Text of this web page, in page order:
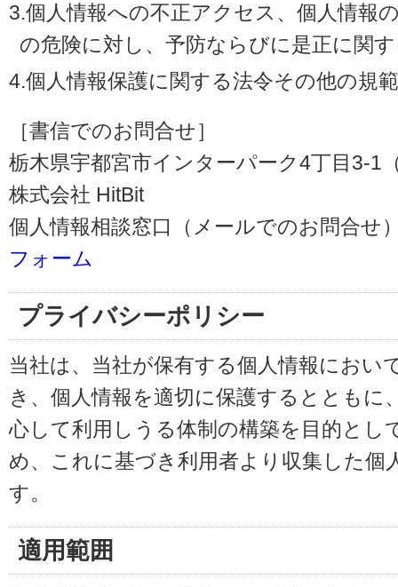
3.個人情報への不正アクセス、個人情報
の危険に対し、予防ならびに是正に関
4.個人情報保護に関する法令その他の規
［書信でのお問合せ］
栃木県宇都宮市インターパーク4丁目3-1
株式会社 HitBit
個人情報相談窓口（メールでのお問合せ
フォーム
プライバシーポリシー
当社は、当社が保有する個人情報におい
き、個人情報を適切に保護するとともに
心して利用しうる体制の構築を目的とし
め、これに基づき利用者より収集した個
す。
適用範囲